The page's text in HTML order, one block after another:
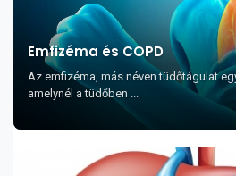
Emfizéma és COPD
Az emfizéma, más néven tüdőtágulat
amelynél a tüdőben ...